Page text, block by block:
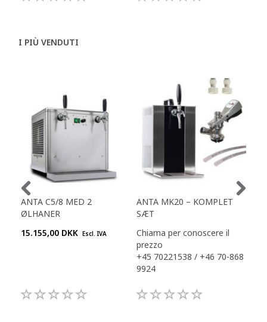
I PIÙ VENDUTI
ANTA C5/8 MED 2
ØLHANER
15.155,00 DKK Escl. IVA
ANTA MK20 – KOMPLET
SÆT
Chiama per conoscere il
prezzo
+45 70221538 / +46 70-868
9924